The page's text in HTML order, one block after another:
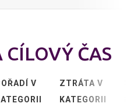
CÍLOVÝ ČAS
V
ZTRÁTA V
KATEGORII